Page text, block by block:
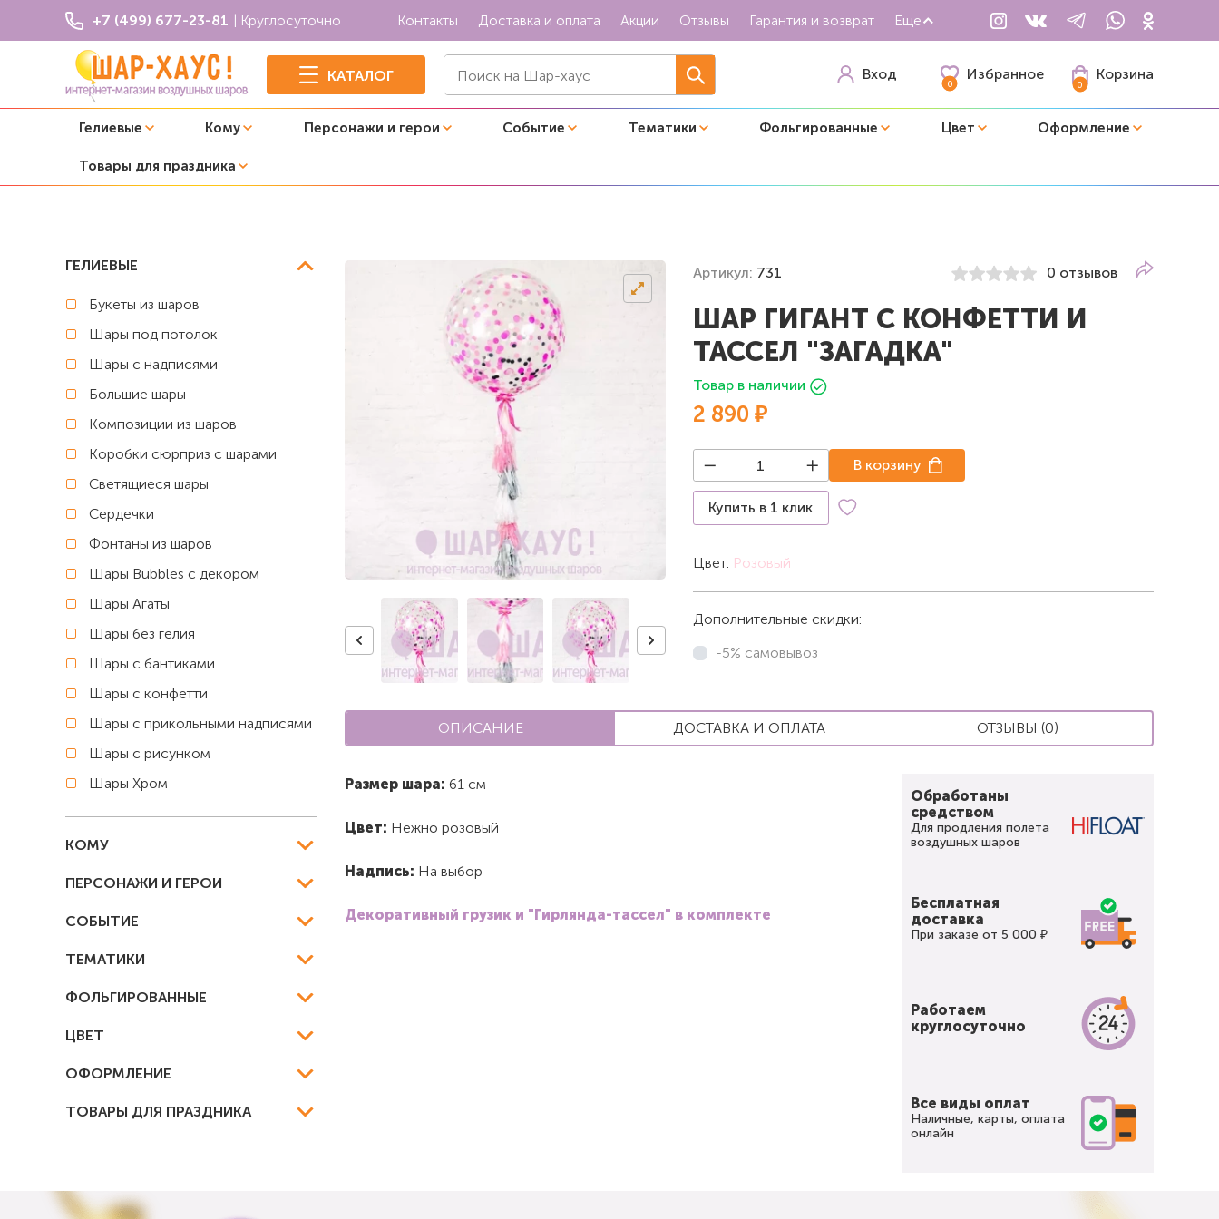
+7 (499) 677-23-81 | Круглосуточно Контакты Доставка и оплата Акции Отзывы Гарантия и возврат Еще
КАТАЛОГ Вход
0
Избранное
0
Корзина
Гелиевые Кому Персонажи и герои Событие Тематики Фольгированные Цвет Оформление
Товары для праздника
Большие шары
ГЕЛИЕВЫЕ
Букеты из шаров
Шары под потолок
Шары с надписями
Большие шары
Композиции из шаров
Коробки сюрприз с шарами
Светящиеся шары
Сердечки
Фонтаны из шаров
Шары Bubbles с декором
Шары Агаты
Шары без гелия
Шары с бантиками
Шары с конфетти
Шары с прикольными надписями
Шары с рисунком
Шары Хром
КОМУ
ПЕРСОНАЖИ И ГЕРОИ
СОБЫТИЕ
ТЕМАТИКИ
ФОЛЬГИРОВАННЫЕ
ЦВЕТ
ОФОРМЛЕНИЕ
ТОВАРЫ ДЛЯ ПРАЗДНИКА
Артикул: 731 0 отзывов
ШАР ГИГАНТ С КОНФЕТТИ И
ТАССЕЛ "ЗАГАДКА"
Товар в наличии
2 890 ₽
Купить в 1 клик
В корзину
Цвет: Розовый
Дополнительные скидки:
-5% самовывоз
ОПИСАНИЕ ДОСТАВКА И ОПЛАТА ОТЗЫВЫ (0)
Размер шара: 61 см
Цвет: Нежно розовый
Надпись: На выбор
Декоративный грузик и "Гирлянда-тассел" в комплекте
Обработаны
средством
Для продления полета
воздушных шаров
Бесплатная
доставка
При заказе от 5 000 ₽
Работаем
круглосуточно
Все виды оплат
Наличные, карты, оплата
онлайн